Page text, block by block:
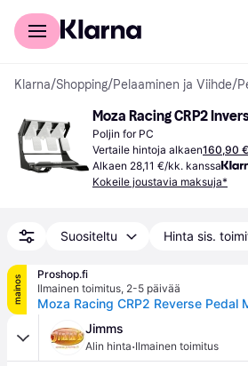
Kuluttajille
Klarna/Shopping/Pelaaminen ja Viihde/
Moza Racing CRP2
Poljin for PC
Vertaile hintoja alkaen160,90 €
Alkaen 28,11 €/kk. kanssa
Kokeile joustavia maksuja*
Suositeltu Hinta sis.
mainos
Proshop.fi
Ilmainen toimitus, 2-5 päivää
Jimms
Alin hinta·Ilmainen toimitus